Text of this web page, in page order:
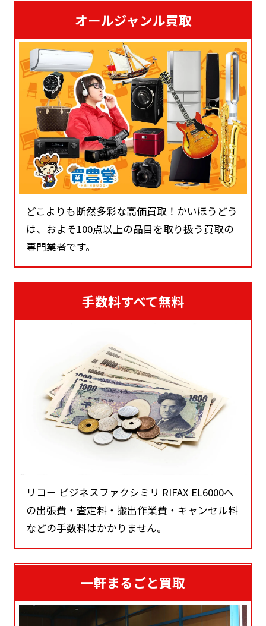
オールジャンル買取
どこよりも断然多彩な高価買取！かいほうどう
は、およそ100点以上の品目を取り扱う買取の
専門業者です。
手数料すべて無料
リコー ビジネスファクシミリ RIFAX EL6000へ
の出張費・査定料・搬出作業費・キャンセル料
などの手数料はかかりません。
一軒まるごと買取